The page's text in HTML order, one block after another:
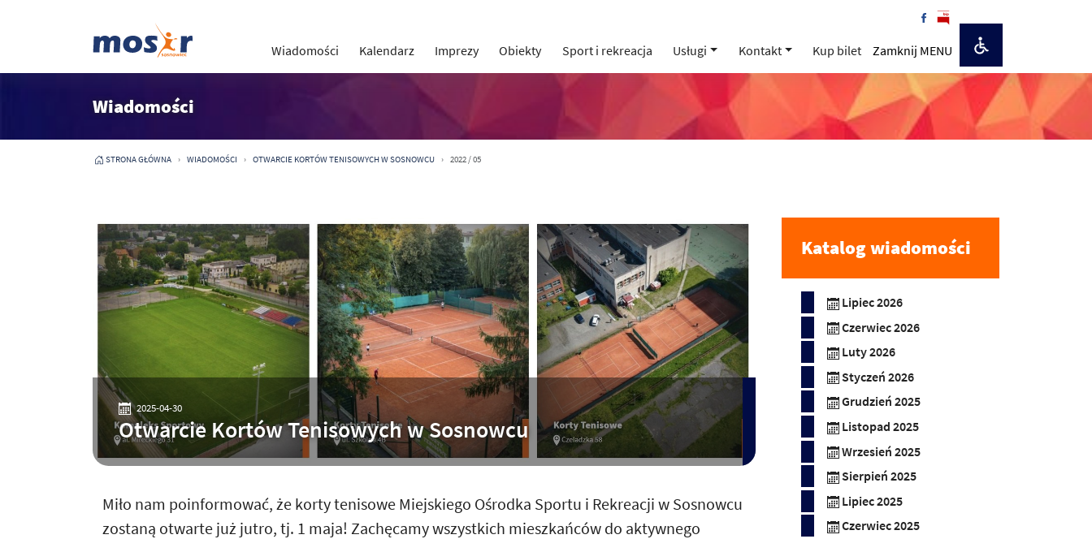
Wiadomości Kalendarz Imprezy Obiekty Sport i rekreacja Usługi Kontakt Kup bilet Zamknij MENU
Wiadomości
STRONA GŁÓWNA WIADOMOŚCI OTWARCIE KORTÓW TENISOWYCH W SOSNOWCU 2022 / 05
2025-04-30
Otwarcie Kortów Tenisowych w Sosnowcu
Miło nam poinformować, że korty tenisowe Miejskiego Ośrodka Sportu i Rekreacji w Sosnowcu
zostaną otwarte już jutro, tj. 1 maja! Zachęcamy wszystkich mieszkańców do aktywnego
Katalog wiadomości
Lipiec 2026
Czerwiec 2026
Luty 2026
Styczeń 2026
Grudzień 2025
Listopad 2025
Wrzesień 2025
Sierpień 2025
Lipiec 2025
Czerwiec 2025